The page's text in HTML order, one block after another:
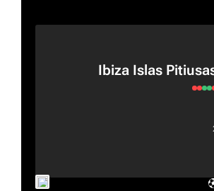
Ibiza Islas